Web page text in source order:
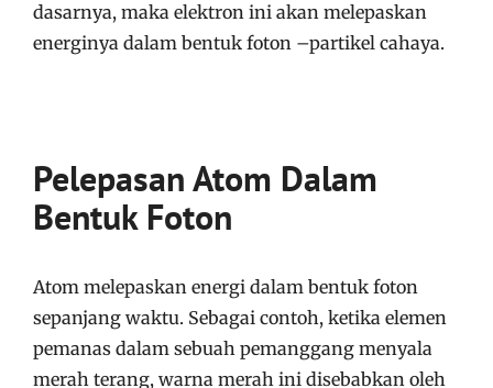
dasarnya, maka elektron ini akan melepaskan
energinya dalam bentuk foton –partikel cahaya.
Pelepasan Atom Dalam
Bentuk Foton
Atom melepaskan energi dalam bentuk foton
sepanjang waktu. Sebagai contoh, ketika elemen
pemanas dalam sebuah pemanggang menyala
merah terang, warna merah ini disebabkan oleh